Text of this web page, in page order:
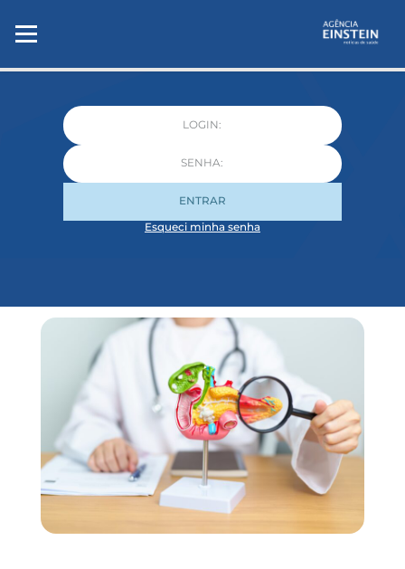
ENTRAR
Esqueci minha senha